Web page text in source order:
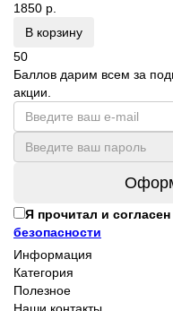
1850 р.
В корзину
50
Баллов дарим всем за
акции.
Я прочитал и
безопасности
Информация
Категория
Полезное